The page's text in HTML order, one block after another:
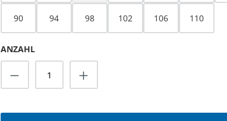
90 94 98 102 106 110
ANZAHL
Produkt Anzahl: Gib den